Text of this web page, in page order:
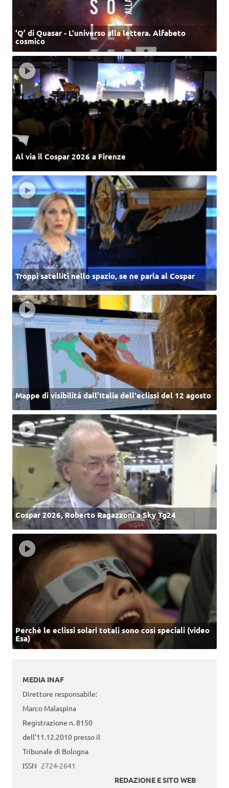
‘Q’ di Quasar - L'universo alla lettera. Alfabeto
cosmico
Al via il Cospar 2026 a Firenze
Troppi satelliti nello spazio, se ne parla al Cospar
Mappe di visibilità dall’Italia dell'eclissi del 12 agosto
Cospar 2026, Roberto Ragazzoni a Sky Tg24
Perché le eclissi solari totali sono così speciali (video
Esa)
MEDIA INAF
Direttore responsabile:
Marco Malaspina
Registrazione n. 8150
dell’11.12.2010 presso il
Tribunale di Bologna
ISSN 2724-2641
REDAZIONE E SITO WEB